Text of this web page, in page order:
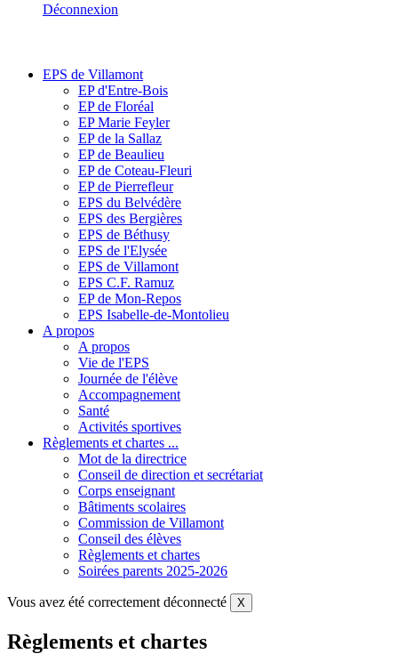
Déconnexion
EPS de Villamont
EP d'Entre-Bois
EP de Floréal
EP Marie Feyler
EP de la Sallaz
EP de Beaulieu
EP de Coteau-Fleuri
EP de Pierrefleur
EPS du Belvédère
EPS des Bergières
EPS de Béthusy
EPS de l'Elysée
EPS de Villamont
EPS C.F. Ramuz
EP de Mon-Repos
EPS Isabelle-de-Montolieu
A propos
A propos
Vie de l'EPS
Journée de l'élève
Accompagnement
Santé
Activités sportives
Règlements et chartes ...
Mot de la directrice
Conseil de direction et secrétariat
Corps enseignant
Bâtiments scolaires
Commission de Villamont
Conseil des élèves
Règlements et chartes
Soirées parents 2025-2026
Vous avez été correctement déconnecté X
Règlements et chartes